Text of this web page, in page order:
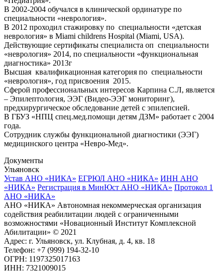
В 2002-2004 обучался в клинической ординатуре по
специальности «неврология».
В 2012 проходил стажировку по специальности «детская
неврология» в Miami childrens Hospital (Miami, USA).
Действующие сертификаты специалиста оп специальности
«неврология» 2014, по специальности «функциональная
диагностика» 2013г
Высшая квалификационная категория по специальности
«неврология», год присвоения 2015.
Сферой профессиональных интересов Карпина С.Л, является
– Эпилептология, ЭЭГ (Видео-ЭЭГ мониторинг),
предхирургическое обследование детей с эпилепсией.
В ГБУЗ «НПЦ спец.мед.помощи детям ДЗМ» работает с 2004
года.
Сотрудник службы функциональной диагностики (ЭЭГ)
медицинского центра «Невро-Мед».
Документы
Ульяновск
Устав АНО «НИКА» ЕГРЮЛ АНО «НИКА» ИНН АНО
«НИКА» Регистрация в МинЮст АНО «НИКА» Протокол 1
АНО «НИКА»
АНО «НИКА» Автономная некоммерческая организация
содействия реабилитации людей с ограниченными
возможностями «Новационный Институт Комплексной
Абилитации» © 2021
Адрес: г. Ульяновск, ул. Клубная, д. 4, кв. 18
Телефон: +7 (999) 194-32-10
ОГРН: 1197325017163
ИНН: 7321009015